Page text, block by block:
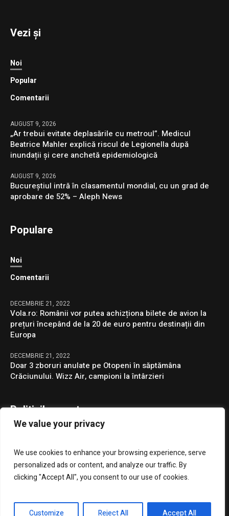
We value your privacy
We use cookies to enhance your browsing experience, serve
personalized ads or content, and analyze our traffic. By
clicking "Accept All", you consent to our use of cookies.
Customize Reject All Accept All
Vezi și
Noi
Popular
Comentarii
AUGUST 9, 2026
„Ar trebui evitate deplasările cu metroul”. Medicul
Beatrice Mahler explică riscul de Legionella după
inundații și cere anchetă epidemiologică
AUGUST 9, 2026
Bucureștiul intră în clasamentul mondial, cu un grad de
aprobare de 52% – Aleph News
Populare
Noi
Comentarii
DECEMBRIE 21, 2022
Vola.ro: Românii vor putea achizționa bilete de avion la
prețuri începând de la 20 de euro pentru destinații din
Europa
DECEMBRIE 21, 2022
Doar 3 zboruri anulate pe Otopeni în săptămâna
Crăciunului. Wizz Air, campioni la întârzieri
Politicile noastre
GDPR